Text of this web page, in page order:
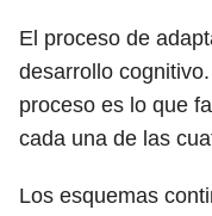
El proceso de
desarrollo
proceso es lo que
cada una de las
Los esquemas